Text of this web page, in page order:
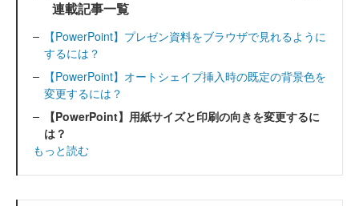
連載記事一覧
【PowerPoint】プレゼン資料をブラウザで見れるように
するには？
【PowerPoint】オートシェイプ挿入時の既定の背景色を
変更するには？
【PowerPoint】用紙サイズと印刷の向きを変更するに
は？
もっと読む